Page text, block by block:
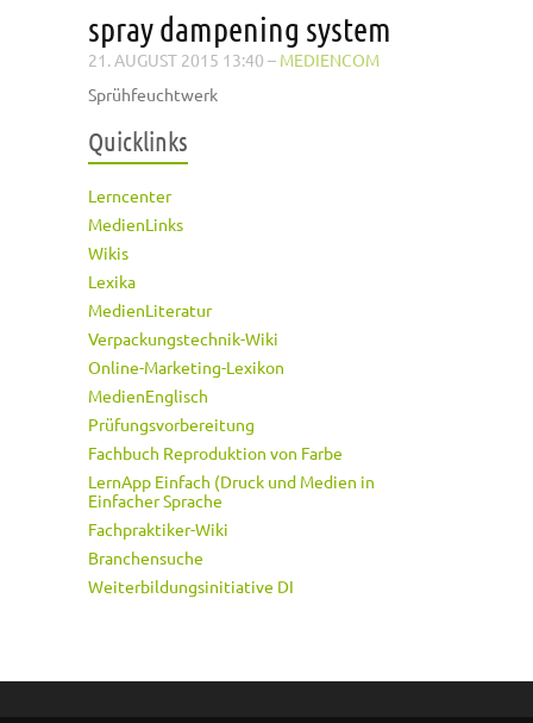
spray dampening system
21. AUGUST 2015 13:40 – MEDIENCOM
Sprühfeuchtwerk
Quicklinks
Lerncenter
MedienLinks
Wikis
Lexika
MedienLiteratur
Verpackungstechnik-Wiki
Online-Marketing-Lexikon
MedienEnglisch
Prüfungsvorbereitung
Fachbuch Reproduktion von Farbe
LernApp Einfach (Druck und Medien in
Einfacher Sprache
Fachpraktiker-Wiki
Branchensuche
Weiterbildungsinitiative DI